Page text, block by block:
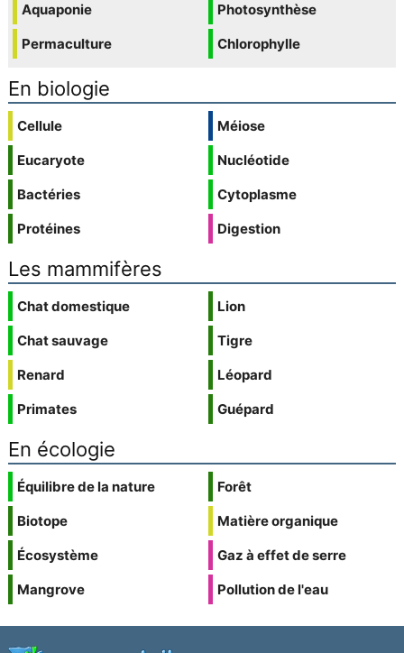
Aquaponie
Permaculture
Photosynthèse
Chlorophylle
En biologie
Cellule
Eucaryote
Bactéries
Protéines
Méiose
Nucléotide
Cytoplasme
Digestion
Les mammifères
Chat domestique
Chat sauvage
Renard
Primates
Lion
Tigre
Léopard
Guépard
En écologie
Équilibre de la nature
Biotope
Écosystème
Mangrove
Forêt
Matière organique
Gaz à effet de serre
Pollution de l'eau